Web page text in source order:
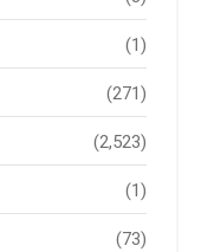
(1)
(271)
(2,523)
(1)
(73)